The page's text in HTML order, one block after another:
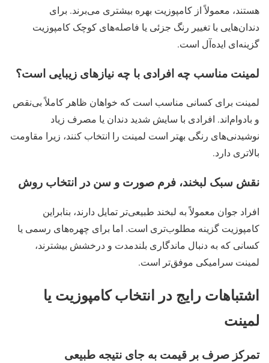
هستند، معمولاً از کامپوزیت بهره بیشتری می‌برند. برای
دندان‌هایی با تغییر رنگ جزئی یا فاصله‌های کوچک کامپوزیت
گزینه‌ای ایده‌آل است.
لمینت مناسب چه افرادی با چه نیازهای زیبایی است؟
لمینت برای کسانی مناسب است که خواهان ظاهر کاملاً بی‌نقص
و بادوام‌اند. افرادی با سایش شدید دندان یا مصرف زیاد
نوشیدنی‌های رنگی بهتر است لمینت را انتخاب کنند، زیرا مقاومت
بالاتری دارد.
نقش سبک لبخند، فرم صورت و سن در انتخاب روش
افراد جوان معمولاً به لبخند طبیعی‌تر تمایل دارند، بنابراین
کامپوزیت گزینه مطلوب‌تری است. اما برای چهره‌های رسمی یا
کسانی که به دنبال ماندگاری بلندمدت و درخشش بیشترند،
لمینت سرامیکی موفق‌تر است.
اشتباهات رایج در انتخاب کامپوزیت یا
لمینت
تمرکز صرف بر قیمت به جای نتیجه طبیعی